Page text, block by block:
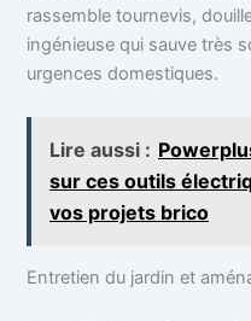
rassemble tournevis,
ingénieuse qui sauve très
urgences domestiques.
Lire aussi :
sur ces outils
vos projets brico
Entretien du jardin et